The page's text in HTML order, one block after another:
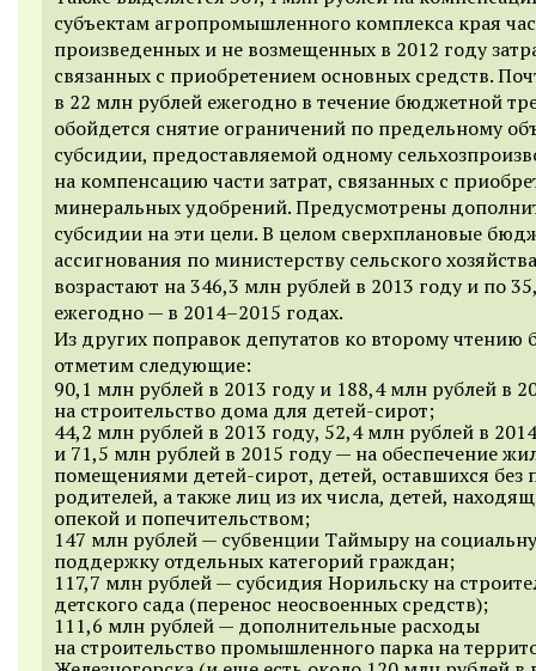
субъектам агропромышленного комплекса края
произведенных и не возмещенных в 2012 году
связанных с приобретением основных средств.
в 22 млн рублей ежегодно в течение бюджетной
обойдется снятие ограничений по предельному
субсидии, предоставляемой одному
на компенсацию части затрат, связанных с
минеральных удобрений. Предусмотрены
субсидии на эти цели. В целом сверхплановые
ассигнования по министерству сельского
возрастают на 346,3 млн рублей в 2013 году и по
ежегодно — в 2014–2015 годах.
Из других поправок депутатов ко второму чтению
отметим следующие:
90,1 млн рублей в 2013 году и 188,4 млн рублей в
на строительство дома для детей-сирот;
44,2 млн рублей в 2013 году, 52,4 млн рублей в
и 71,5 млн рублей в 2015 году — на обеспечение
помещениями детей-сирот, детей, оставшихся без
родителей, а также лиц из их числа, детей,
опекой и попечительством;
147 млн рублей — субвенции Таймыру на
поддержку отдельных категорий граждан;
117,7 млн рублей — субсидия Норильску на
детского сада (перенос неосвоенных средств);
111,6 млн рублей — дополнительные расходы
на строительство промышленного парка на